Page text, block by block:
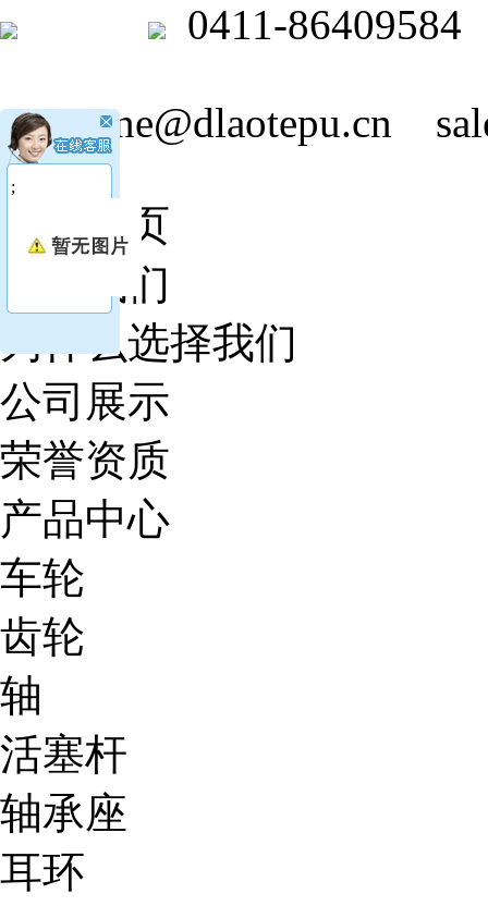
0411-86409584
jasmine@dlaotepu.cn
网站首页
关于我们
为什么选择我们
公司展示
荣誉资质
产品中心
车轮
齿轮
轴
活塞杆
轴承座
耳环
;